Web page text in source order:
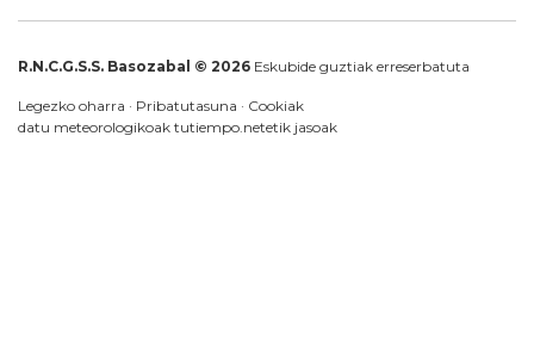
R.N.C.G.S.S. Basozabal © 2026 Eskubide guztiak erreserbatuta
Legezko oharra · Pribatutasuna · Cookiak
datu meteorologikoak tutiempo.netetik jasoak